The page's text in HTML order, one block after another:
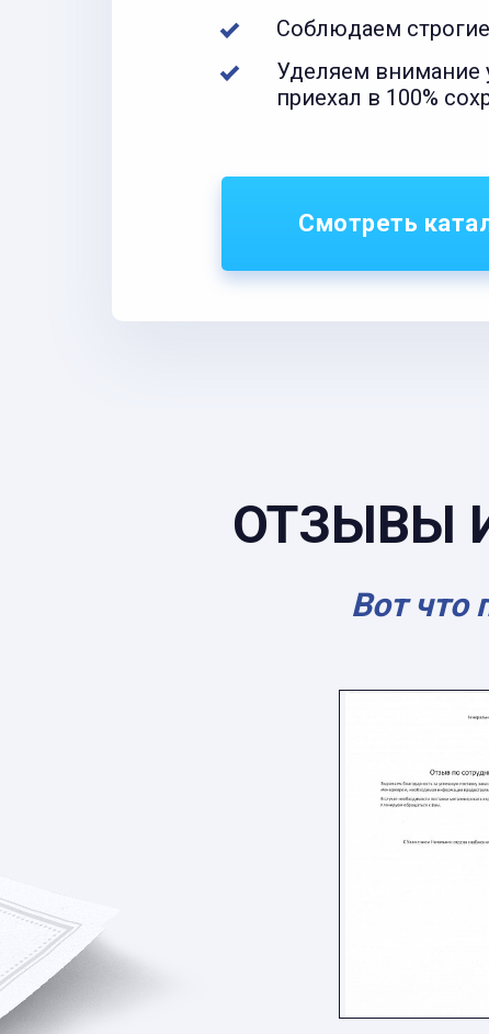
Соблюдаем
Уделяем внимание
приехал в 100%
Смотреть
ОТЗЫВЫ
Вот что